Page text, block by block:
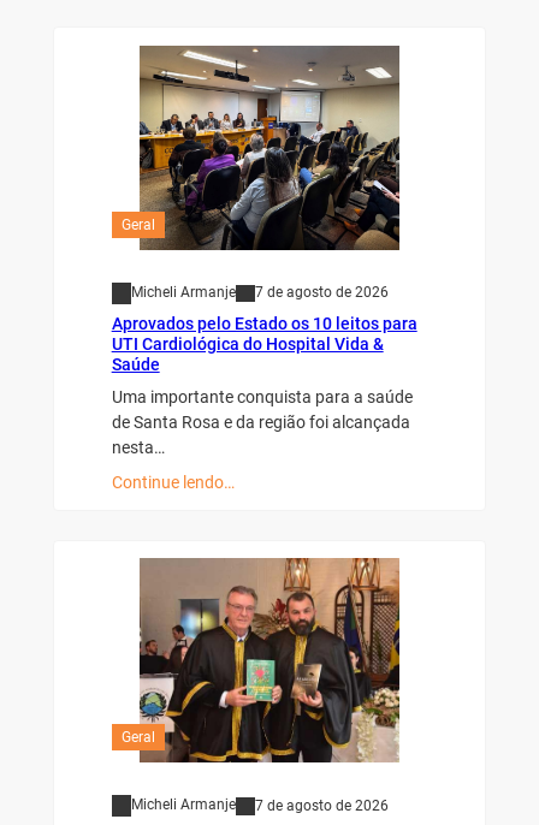
Geral
Micheli Armanje 7 de agosto de 2026
Aprovados pelo Estado os 10 leitos para
UTI Cardiológica do Hospital Vida &
Saúde
Uma importante conquista para a saúde
de Santa Rosa e da região foi alcançada
nesta…
Continue lendo…
Geral
Micheli Armanje 7 de agosto de 2026